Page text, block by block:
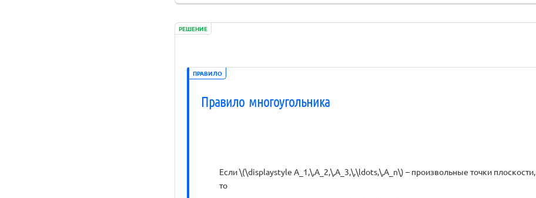
РЕШЕНИЕ
ПРАВИЛО
Правило многоугольника
Если \(\displaystyle A_1,\,A_2,\,A_3,\,\ldots,\,A_n\) – произвольные точки плоскости,
то